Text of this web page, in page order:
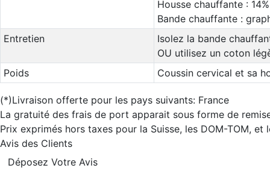
Housse chauffante :
Bande chauffante :
Entretien
Isolez la bande
OU utilisez un coton
Poids
Coussin cervical et sa
(*)Livraison offerte pour les pays suivants: France
La gratuité des frais de port apparait sous forme de
Prix exprimés hors taxes pour la Suisse, les DOM-TOM,
Avis des Clients
Déposez Votre Avis